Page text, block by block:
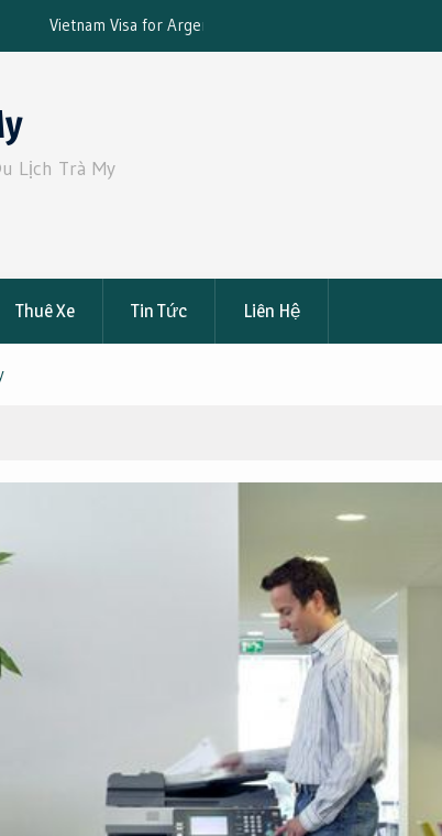
The Complete
Đạt: Giá Tốt, An Toàn, Tiện Nghi
Lịch Trà My
Thuê Xe Tin Tức Liên Hệ